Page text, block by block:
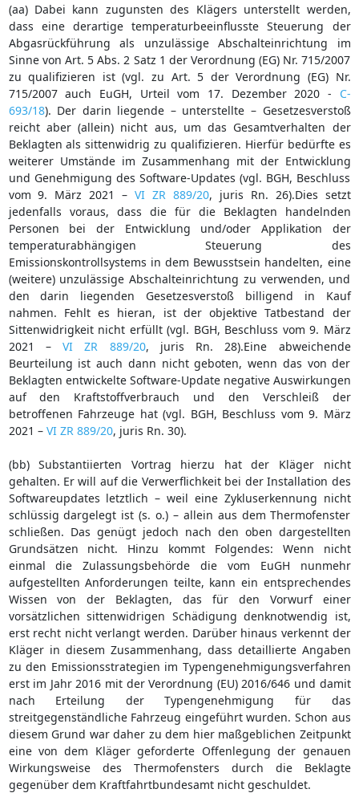
(aa) Dabei kann zugunsten des Klägers unterstellt werden,
dass eine derartige temperaturbeeinflusste Steuerung der
Abgasrückführung als unzulässige Abschalteinrichtung im
Sinne von Art. 5 Abs. 2 Satz 1 der Verordnung (EG) Nr. 715/2007
zu qualifizieren ist (vgl. zu Art. 5 der Verordnung (EG) Nr.
715/2007 auch EuGH, Urteil vom 17. Dezember 2020 - C-
693/18). Der darin liegende – unterstellte – Gesetzesverstoß
reicht aber (allein) nicht aus, um das Gesamtverhalten der
Beklagten als sittenwidrig zu qualifizieren. Hierfür bedürfte es
weiterer Umstände im Zusammenhang mit der Entwicklung
und Genehmigung des Software-Updates (vgl. BGH, Beschluss
vom 9. März 2021 –VI ZR 889/20, juris Rn. 26).Dies setzt
jedenfalls voraus, dass die für die Beklagten handelnden
Personen bei der Entwicklung und/oder Applikation der
temperaturabhängigen Steuerung des
Emissionskontrollsystems in dem Bewusstsein handelten, eine
(weitere) unzulässige Abschalteinrichtung zu verwenden, und
den darin liegenden Gesetzesverstoß billigend in Kauf
nahmen. Fehlt es hieran, ist der objektive Tatbestand der
Sittenwidrigkeit nicht erfüllt (vgl. BGH, Beschluss vom 9. März
2021 – VI ZR 889/20, juris Rn. 28).Eine abweichende
Beurteilung ist auch dann nicht geboten, wenn das von der
Beklagten entwickelte Software-Update negative Auswirkungen
auf den Kraftstoffverbrauch und den Verschleiß der
betroffenen Fahrzeuge hat (vgl. BGH, Beschluss vom 9. März
2021 – VI ZR 889/20, juris Rn. 30).
(bb) Substantiierten Vortrag hierzu hat der Kläger nicht
gehalten. Er will auf die Verwerflichkeit bei der Installation des
Softwareupdates letztlich – weil eine Zykluserkennung nicht
schlüssig dargelegt ist (s. o.) – allein aus dem Thermofenster
schließen. Das genügt jedoch nach den oben dargestellten
Grundsätzen nicht. Hinzu kommt Folgendes: Wenn nicht
einmal die Zulassungsbehörde die vom EuGH nunmehr
aufgestellten Anforderungen teilte, kann ein entsprechendes
Wissen von der Beklagten, das für den Vorwurf einer
vorsätzlichen sittenwidrigen Schädigung denknotwendig ist,
erst recht nicht verlangt werden. Darüber hinaus verkennt der
Kläger in diesem Zusammenhang, dass detaillierte Angaben
zu den Emissionsstrategien im Typengenehmigungsverfahren
erst im Jahr 2016 mit der Verordnung (EU) 2016/646 und damit
nach Erteilung der Typengenehmigung für das
streitgegenständliche Fahrzeug eingeführt wurden. Schon aus
diesem Grund war daher zu dem hier maßgeblichen Zeitpunkt
eine von dem Kläger geforderte Offenlegung der genauen
Wirkungsweise des Thermofensters durch die Beklagte
gegenüber dem Kraftfahrtbundesamt nicht geschuldet.